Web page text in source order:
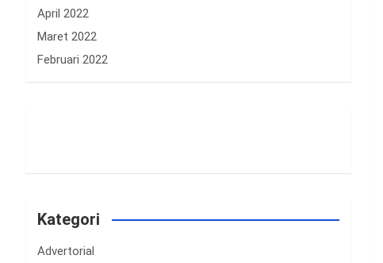
April 2022
Maret 2022
Februari 2022
Kategori
Advertorial